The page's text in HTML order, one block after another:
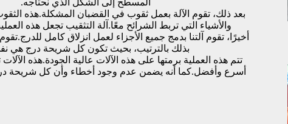
المسطح إلى الشكل الذي نحتاجه.
بعد ذلك، تقوم الآلة بعمل ثقوب في القضبان المشكلة.هذه
والأشياء التي تربط الشرائح معًا.آلة التثقيب تجعل هذه
أخيرًا، تقوم آلتنا بدمج جميع الأجزاء لعمل انزلاق كامل للدرج.تقوم
بذلك بالترتيب، بحيث تكون كل شريحة درج هي
تتم هذه العملية برمتها على هذه الآلات عالية الجودة.هذه
أسرع وأفضل.كما أنه يضمن عدم وجود أخطاء وأن كل شريحة